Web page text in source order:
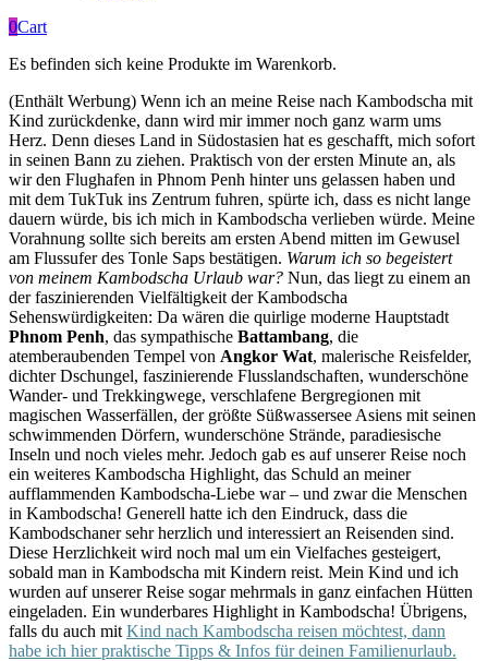
0Cart
Es befinden sich keine Produkte im Warenkorb.
(Enthält Werbung) Wenn ich an meine Reise nach Kambodscha mit
Kind zurückdenke, dann wird mir immer noch ganz warm ums
Herz. Denn dieses Land in Südostasien hat es geschafft, mich sofort
in seinen Bann zu ziehen. Praktisch von der ersten Minute an, als
wir den Flughafen in Phnom Penh hinter uns gelassen haben und
mit dem TukTuk ins Zentrum fuhren, spürte ich, dass es nicht lange
dauern würde, bis ich mich in Kambodscha verlieben würde. Meine
Vorahnung sollte sich bereits am ersten Abend mitten im Gewusel
am Flussufer des Tonle Saps bestätigen. Warum ich so begeistert
von meinem Kambodscha Urlaub war? Nun, das liegt zu einem an
der faszinierenden Vielfältigkeit der Kambodscha
Sehenswürdigkeiten: Da wären die quirlige moderne Hauptstadt
Phnom Penh, das sympathische Battambang, die
atemberaubenden Tempel von Angkor Wat, malerische Reisfelder,
dichter Dschungel, faszinierende Flusslandschaften, wunderschöne
Wander- und Trekkingwege, verschlafene Bergregionen mit
magischen Wasserfällen, der größte Süßwassersee Asiens mit seinen
schwimmenden Dörfern, wunderschöne Strände, paradiesische
Inseln und noch vieles mehr. Jedoch gab es auf unserer Reise noch
ein weiteres Kambodscha Highlight, das Schuld an meiner
aufflammenden Kambodscha-Liebe war – und zwar die Menschen
in Kambodscha! Generell hatte ich den Eindruck, dass die
Kambodschaner sehr herzlich und interessiert an Reisenden sind.
Diese Herzlichkeit wird noch mal um ein Vielfaches gesteigert,
sobald man in Kambodscha mit Kindern reist. Mein Kind und ich
wurden auf unserer Reise sogar mehrmals in ganz einfachen Hütten
eingeladen. Ein wunderbares Highlight in Kambodscha! Übrigens,
falls du auch mit Kind nach Kambodscha reisen möchtest, dann
habe ich hier praktische Tipps & Infos für deinen Familienurlaub.